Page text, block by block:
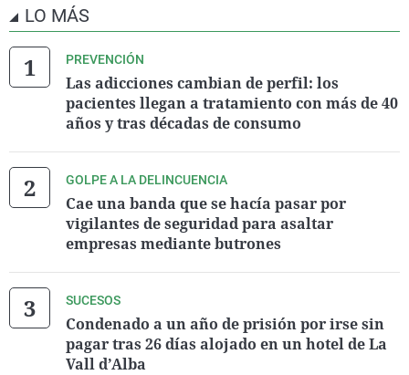
LO MÁS
PREVENCIÓN
Las adicciones cambian de perfil: los
pacientes llegan a tratamiento con más de 40
años y tras décadas de consumo
GOLPE A LA DELINCUENCIA
Cae una banda que se hacía pasar por
vigilantes de seguridad para asaltar
empresas mediante butrones
SUCESOS
Condenado a un año de prisión por irse sin
pagar tras 26 días alojado en un hotel de La
Vall d’Alba